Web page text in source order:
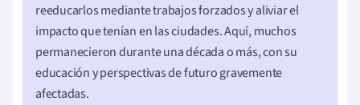
reeducarlos mediante trabajos forzados y aliviar el
impacto que tenían en las ciudades. Aquí, muchos
permanecieron durante una década o más, con su
educación y perspectivas de futuro gravemente
afectadas.